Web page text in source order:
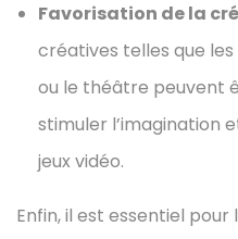
Favorisation de la
créatives telles que
ou le théâtre peuvent
stimuler l’imagination
jeux vidéo.
Enfin, il est essentiel